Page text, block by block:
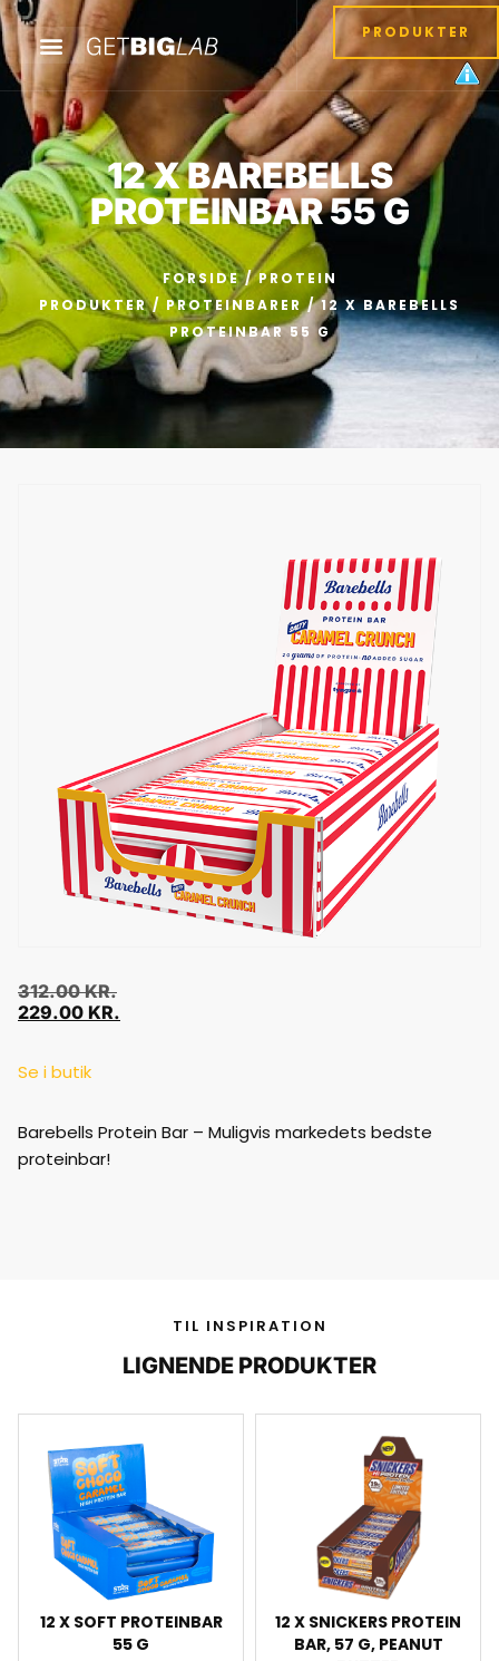
PRODUKTER
12 X BAREBELLS
PROTEINBAR 55 G
FORSIDE/PROTEIN
PRODUKTER/ PROTEINBARER / 12 X BAREBELLS
PROTEINBAR 55 G
312.00KR.
229.00 KR.
Se i butik
Barebells Protein Bar – Muligvis markedets bedste
proteinbar!
TIL INSPIRATION
LIGNENDE PRODUKTER
12 X SOFT PROTEINBAR
55 G
12 X SNICKERS PROTEIN
BAR, 57 G, PEANUT